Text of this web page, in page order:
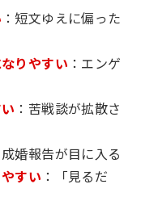
：短文ゆえに偏った
りやすい ：エンゲ
：苦戦談が拡散さ
成婚報告が目に入る
すい ：「見るだ